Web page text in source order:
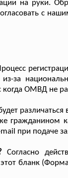
на руки.
с
за
ОМВД не
различаться
гражданином
при подаче
Согласно
бланк